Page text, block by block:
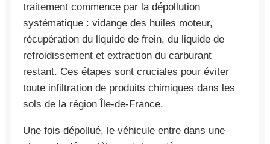
traitement commence par la dépollution
systématique : vidange des huiles moteur,
récupération du liquide de frein, du liquide de
refroidissement et extraction du carburant
restant. Ces étapes sont cruciales pour éviter
toute infiltration de produits chimiques dans les
sols de la région Île-de-France.
Une fois dépollué, le véhicule entre dans une